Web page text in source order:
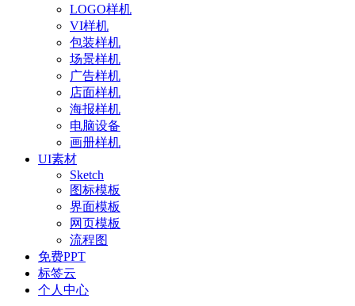
LOGO样机
VI样机
包装样机
场景样机
广告样机
店面样机
海报样机
电脑设备
画册样机
UI素材
Sketch
图标模板
界面模板
网页模板
流程图
免费PPT
标签云
个人中心